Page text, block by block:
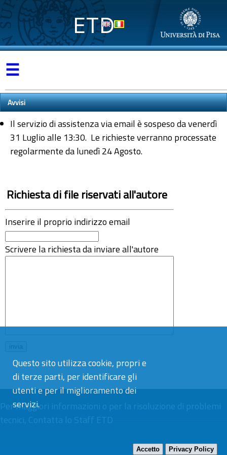
Questo sito utilizza cookie, propri e
di terze parti, per identificare gli
utenti e per il miglioramento dei
servizi.
Accetto Privacy Policy
ETD
☰
Avvisi
Il servizio di assistenza via email è sospeso da venerdì
31 Luglio alle 13:30. Le richieste verranno processate
regolarmente da lunedì 24 Agosto.
Richiesta di file riservati all'autore
Inserire il proprio indirizzo email
Scrivere la richiesta da inviare all'autore
Per maggiori informazioni o per la risoluzione di problemi
tecnici, Contatta lo Staff ETD